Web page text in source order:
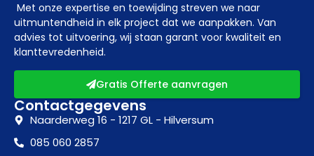
Met onze expertise en toewijding streven we naar
uitmuntendheid in elk project dat we aanpakken. Van
advies tot uitvoering, wij staan garant voor kwaliteit en
klanttevredenheid.
Gratis Offerte aanvragen
Contactgegevens
Naarderweg 16 - 1217 GL - Hilversum
085 060 2857